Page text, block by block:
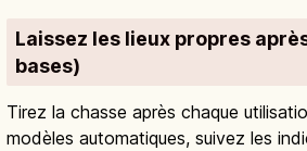
Laissez les lieux propres
bases)
Tirez la chasse après chaque
modèles automatiques, suivez les